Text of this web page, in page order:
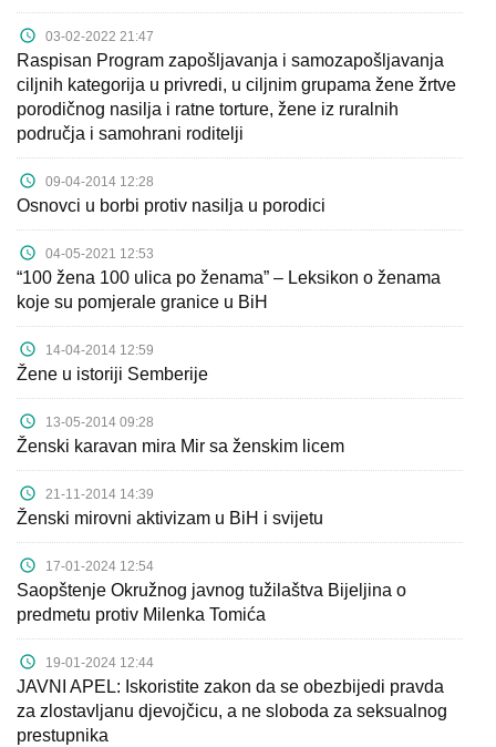
03-02-2022 21:47
Raspisan Program zapošljavanja i samozapošljavanja
ciljnih kategorija u privredi, u ciljnim grupama žene žrtve
porodičnog nasilja i ratne torture, žene iz ruralnih
područja i samohrani roditelji
09-04-2014 12:28
Osnovci u borbi protiv nasilja u porodici
04-05-2021 12:53
“100 žena 100 ulica po ženama” – Leksikon o ženama
koje su pomjerale granice u BiH
14-04-2014 12:59
Žene u istoriji Semberije
13-05-2014 09:28
Ženski karavan mira Mir sa ženskim licem
21-11-2014 14:39
Ženski mirovni aktivizam u BiH i svijetu
17-01-2024 12:54
Saopštenje Okružnog javnog tužilaštva Bijeljina o
predmetu protiv Milenka Tomića
19-01-2024 12:44
JAVNI APEL: Iskoristite zakon da se obezbijedi pravda
za zlostavljanu djevojčicu, a ne sloboda za seksualnog
prestupnika